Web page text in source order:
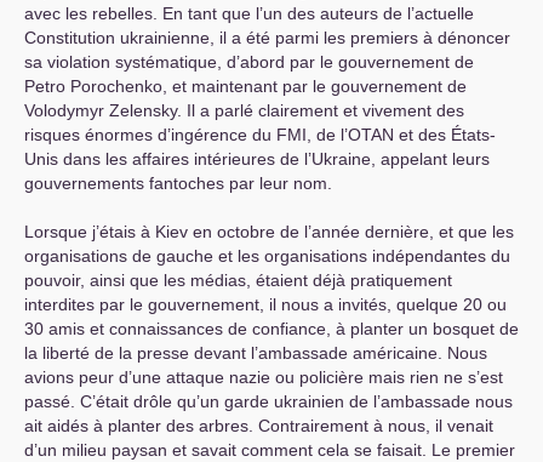
avec les rebelles. En tant que l’un des auteurs de l’actuelle
Constitution ukrainienne, il a été parmi les premiers à dénoncer
sa violation systématique, d’abord par le gouvernement de
Petro Porochenko, et maintenant par le gouvernement de
Volodymyr Zelensky. Il a parlé clairement et vivement des
risques énormes d’ingérence du FMI , de l’OTAN et des États-
Unis dans les affaires intérieures de l’Ukraine, appelant leurs
gouvernements fantoches par leur nom.
Lorsque j’étais à Kiev en octobre de l’année dernière, et que les
organisations de gauche et les organisations indépendantes du
pouvoir, ainsi que les médias, étaient déjà pratiquement
interdites par le gouvernement, il nous a invités, quelque 20 ou
30 amis et connaissances de confiance, à planter un bosquet de
la liberté de la presse devant l’ambassade américaine. Nous
avions peur d’une attaque nazie ou policière mais rien ne s’est
passé. C’était drôle qu’un garde ukrainien de l’ambassade nous
ait aidés à planter des arbres. Contrairement à nous, il venait
d’un milieu paysan et savait comment cela se faisait. Le premier